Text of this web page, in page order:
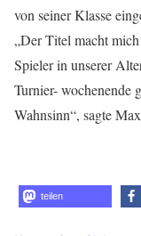
von seiner Klasse
„Der Titel macht
Spieler in unserer
Turnier- wochenende
Wahnsinn“, sagte
teilen